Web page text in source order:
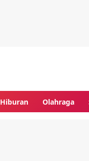
Hiburan Olahraga